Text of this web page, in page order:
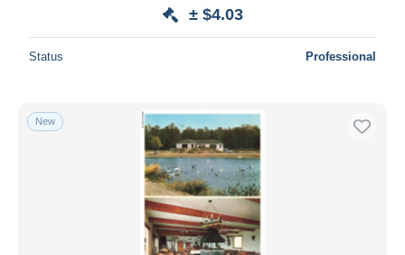
± $4.03
Status Professional
New